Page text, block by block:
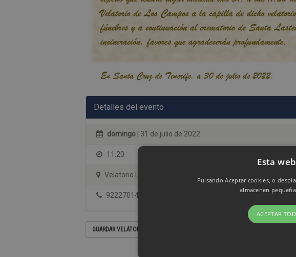
Detalles del evento
domingo | 31 de julio de 2022
11:20
Velatorio Los Campos sala 3
922270144
GUARDAR VELATORIO EN SU CALENDARIO
Esta
Pulsando Aceptar cookies, o
almacenen
ACEPTAR